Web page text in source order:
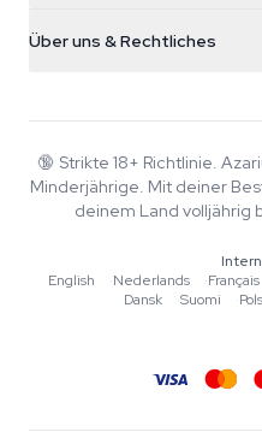
+31(0)204897914
Smokeshop
FAQ
Datenschutzrichtlinie
Über uns & Rechtliches
Wiki
Blog
Musik
Redaktionelle Standards
Tools & Rechner
🔞 Strikte 18+ Richtlinie.
Minderjährige. Mit deiner
deinem Land volljährig
English
·Nederlands ·Français
Dansk
·Suomi ·